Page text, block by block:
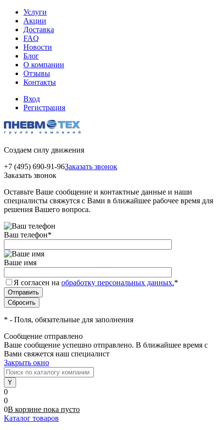
Услуги
Акции
Доставка
FAQ
Новости
Блог
О компании
Отзывы
Контакты
Вход
Регистрация
Создаем силу движения
+7 (495) 690-91-96Заказать звонок
Заказать звонок
Оставьте Ваше сообщение и контактные данные и наши
специалисты свяжутся с Вами в ближайшее рабочее время для
решения Вашего вопроса.
Ваш телефон*
Ваше имя
Я согласен на обработку персональных данных.*
* - Поля, обязательные для заполнения
Сообщение отправлено
Ваше сообщение успешно отправлено. В ближайшее время с
Вами свяжется наш специалист
Закрыть окно
0
0
0В корзине пока пусто
Каталог товаров